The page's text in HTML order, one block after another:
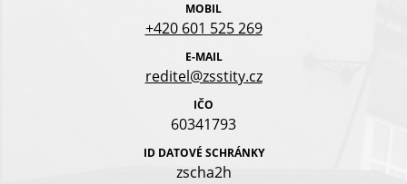
MOBIL
+420 601 525 269
E-MAIL
reditel@zsstity.cz
IČO
60341793
ID DATOVÉ SCHRÁNKY
zscha2h